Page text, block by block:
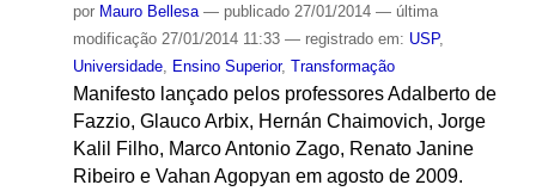
por Mauro Bellesa — publicado27/01/2014 — última
modificação27/01/2014 11:33 — registrado em: USP,
Universidade, Ensino Superior, Transformação
Manifesto lançado pelos professores Adalberto de
Fazzio, Glauco Arbix, Hernán Chaimovich, Jorge
Kalil Filho, Marco Antonio Zago, Renato Janine
Ribeiro e Vahan Agopyan em agosto de 2009.